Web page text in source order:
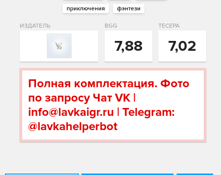
приключения
фэнтези
ИЗДАТЕЛЬ BGG
7,88
ТЕСЕРА
7,02
Полная комплектация. Фото
по запросу Чат VK |
info@lavkaigr.ru | Telegram:
@lavkahelperbot